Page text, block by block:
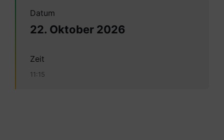
Datum
22. Oktober 2026
Zeit
11:15